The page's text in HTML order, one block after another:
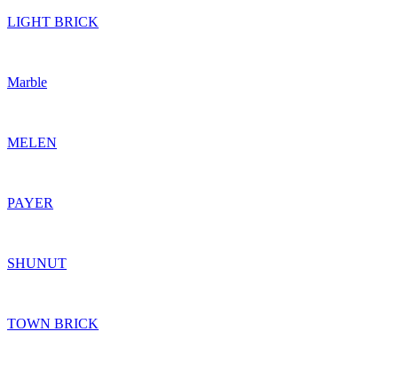
LIGHT BRICK
Marble
MELEN
PAYER
SHUNUT
TOWN BRICK